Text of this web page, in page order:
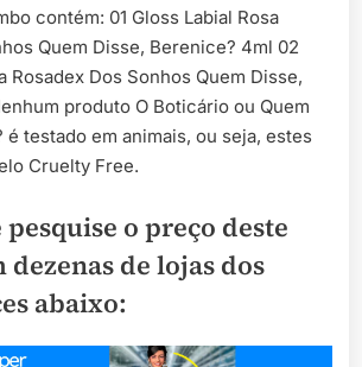
contém: 01 Gloss Labial Rosa
Quem Disse, Berenice? 4ml 02
Rosadex Dos Sonhos Quem Disse,
produto O Boticário ou Quem
é testado em animais, ou seja, estes
Cruelty Free.
o preço deste
de lojas dos
abaixo: